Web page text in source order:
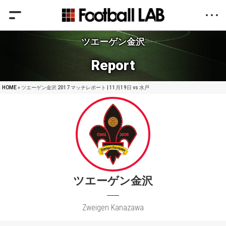
ツエーゲン金沢
Report
HOME» ツエーゲン金沢 2017 マッチレポート | 11月19日 vs 水戸
ツエーゲン金沢
Zweigen Kanazawa